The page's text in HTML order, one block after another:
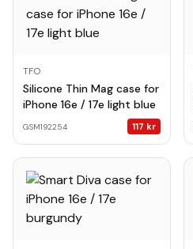
TFO
Silicone Thin Mag case for
iPhone 16e / 17e light blue
GSM192254 117 kr